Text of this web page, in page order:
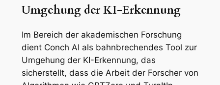
Umgehung der KI-Erkennung
Im Bereich der akademischen Forschung
dient Conch AI als bahnbrechendes Tool zur
Umgehung der KI-Erkennung, das
sicherstellt, dass die Arbeit der Forscher von